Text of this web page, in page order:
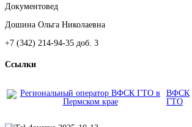
Документовед
Дошина Ольга Николаевна
+7 (342) 214-94-35 доб. 3
Ссылки
ВФСК
ГТО